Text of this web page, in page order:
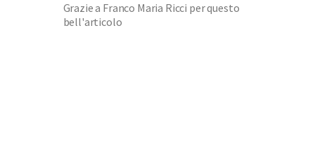
Grazie a Franco Maria Ricci per questo
bell'articolo